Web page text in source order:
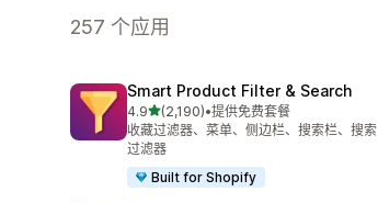
257 个应用
Smart Product Filter & Search
4.9星（满分 5 星）
(2,190)
总共 2190 条评论
•提供免费套餐
收藏过滤器、菜单、侧边栏、搜索栏、搜索
过滤器
Built for Shopify